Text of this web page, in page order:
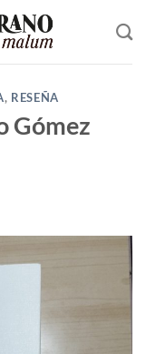
, RESEÑA
Gómez